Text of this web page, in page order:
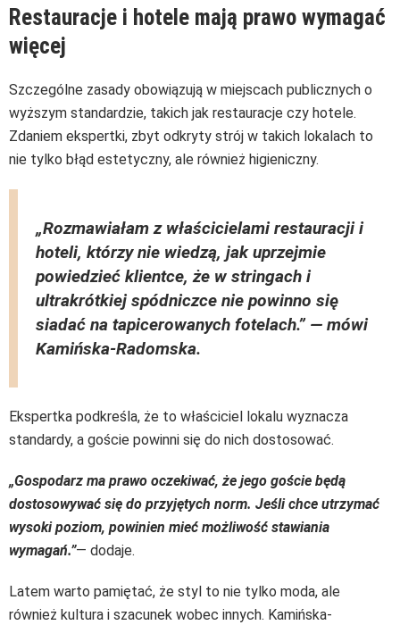
Restauracje i hotele mają prawo wymagać
więcej
Szczególne zasady obowiązują w miejscach publicznych o
wyższym standardzie, takich jak restauracje czy hotele.
Zdaniem ekspertki, zbyt odkryty strój w takich lokalach to
nie tylko błąd estetyczny, ale również higieniczny.
„Rozmawiałam z właścicielami restauracji i
hoteli, którzy nie wiedzą, jak uprzejmie
powiedzieć klientce, że w stringach i
ultrakrótkiej spódniczce nie powinno się
siadać na tapicerowanych fotelach.”— mówi
Kamińska-Radomska.
Ekspertka podkreśla, że to właściciel lokalu wyznacza
standardy, a goście powinni się do nich dostosować.
„Gospodarz ma prawo oczekiwać, że jego goście będą
dostosowywać się do przyjętych norm. Jeśli chce utrzymać
wysoki poziom, powinien mieć możliwość stawiania
wymagań.”— dodaje.
Latem warto pamiętać, że styl to nie tylko moda, ale
również kultura i szacunek wobec innych. Kamińska-